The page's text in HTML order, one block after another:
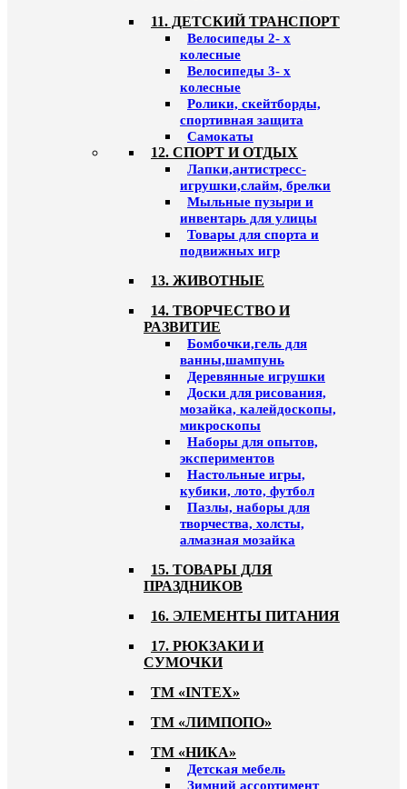
11. ДЕТСКИЙ ТРАНСПОРТ
Велосипеды 2- х
колесные
Велосипеды 3- х
колесные
Ролики, скейтборды,
спортивная защита
Самокаты
12. СПОРТ И ОТДЫХ
Лапки,антистресс-
игрушки,слайм, брелки
Мыльные пузыри и
инвентарь для улицы
Товары для спорта и
подвижных игр
13. ЖИВОТНЫЕ
14. ТВОРЧЕСТВО И
РАЗВИТИЕ
Бомбочки,гель для
ванны,шампунь
Деревянные игрушки
Доски для рисования,
мозайка, калейдоскопы,
микроскопы
Наборы для опытов,
экспериментов
Настольные игры,
кубики, лото, футбол
Пазлы, наборы для
творчества, холсты,
алмазная мозайка
15. ТОВАРЫ ДЛЯ
ПРАЗДНИКОВ
16. ЭЛЕМЕНТЫ ПИТАНИЯ
17. РЮКЗАКИ И
СУМОЧКИ
ТМ «INTEX»
ТМ «ЛИМПОПО»
ТМ «НИКА»
Детская мебель
Зимний ассортимент